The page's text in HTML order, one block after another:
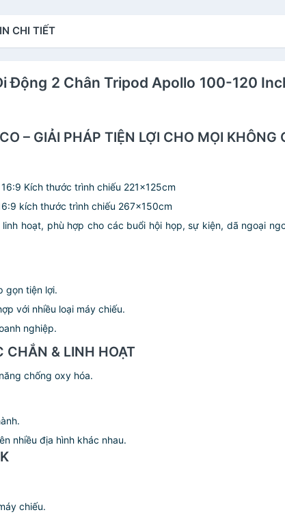
CHI TIẾT
Động 2 Chân Tripod Apollo 100-120
– GIẢI PHÁP TIỆN LỢI CHO MỌI KHÔNG
Kích thước trình chiếu 221x125cm
kích thước trình chiếu 267x150cm
hoạt, phù hợp cho các buổi hội họp, sự kiện, dã ngoại
gọn tiện lợi.
với nhiều loại máy chiếu.
nghiệp.
CHẮN & LINH HOẠT
chống oxy hóa.
nhiều địa hình khác nhau.
chiếu.